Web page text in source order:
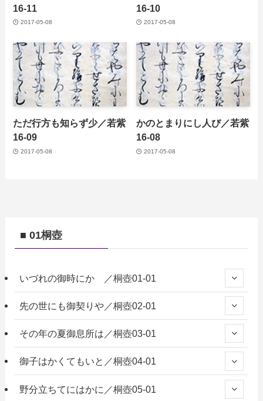
16-11
2017-05-08
16-10
2017-05-08
ただ行方も知らず少／若紫
16-09
2017-05-08
かのとまりにし人び／若紫
16-08
2017-05-08
■ 01桐壺
いづれの御時にか ／桐壺01-01
先の世にも御契りや／桐壺02-01
その年の夏御息所は／桐壺03-01
御子はかくてもいと／桐壺04-01
野分立ちてにはかに／桐壺05-01